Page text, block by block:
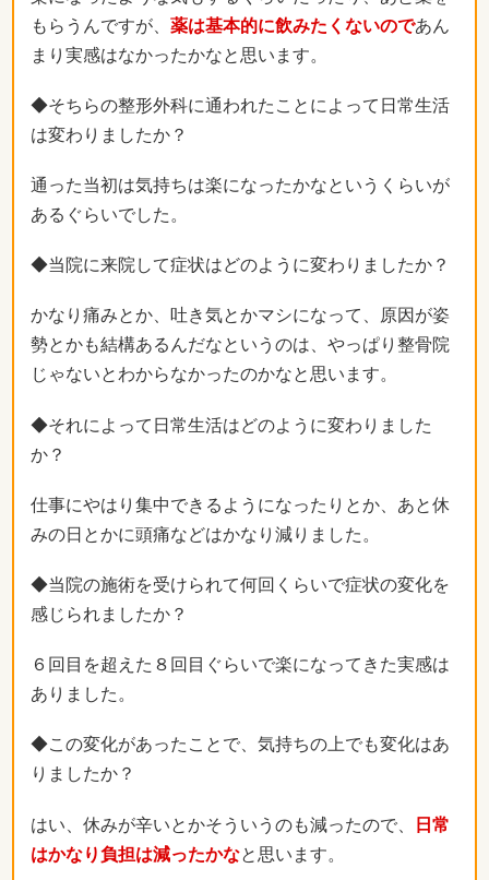
もらうんですが、 薬は基本的に飲みたくないのであん
まり実感はなかったかなと思います。
◆そちらの整形外科に通われたことによって日常生活
は変わりましたか？
通った当初は気持ちは楽になったかなというくらいが
あるぐらいでした。
◆当院に来院して症状はどのように変わりましたか？
かなり痛みとか、吐き気とかマシになって、原因が姿
勢とかも結構あるんだなというのは、やっぱり整骨院
じゃないとわからなかったのかなと思います。
◆それによって日常生活はどのように変わりました
か？
仕事にやはり集中できるようになったりとか、あと休
みの日とかに頭痛などはかなり減りました。
◆当院の施術を受けられて何回くらいで症状の変化を
感じられましたか？
６回目を超えた８回目ぐらいで楽になってきた実感は
ありました。
◆この変化があったことで、気持ちの上でも変化はあ
りましたか？
はい、休みが辛いとかそういうのも減ったので、
日常
はかなり負担は減ったかなと思います。